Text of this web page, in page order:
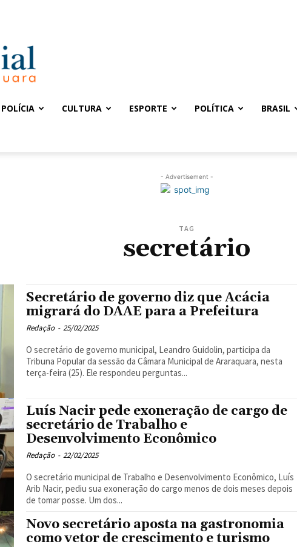
POLÍCIA CULTURA ESPORTE POLÍTICA BRASIL
- Advertisement -
TAG
secretário
Secretário de governo diz que Acácia
migrará do DAAE para a Prefeitura
Redação - 25/02/2025
O secretário de governo municipal, Leandro Guidolin, participa da
Tribuna Popular da sessão da Câmara Municipal de Araraquara, nesta
terça-feira (25). Ele respondeu perguntas...
Luís Nacir pede exoneração de cargo de
secretário de Trabalho e
Desenvolvimento Econômico
Redação - 22/02/2025
O secretário municipal de Trabalho e Desenvolvimento Econômico, Luís
Arib Nacir, pediu sua exoneração do cargo menos de dois meses depois
de tomar posse. Um dos...
Novo secretário aposta na gastronomia
como vetor de crescimento e turismo